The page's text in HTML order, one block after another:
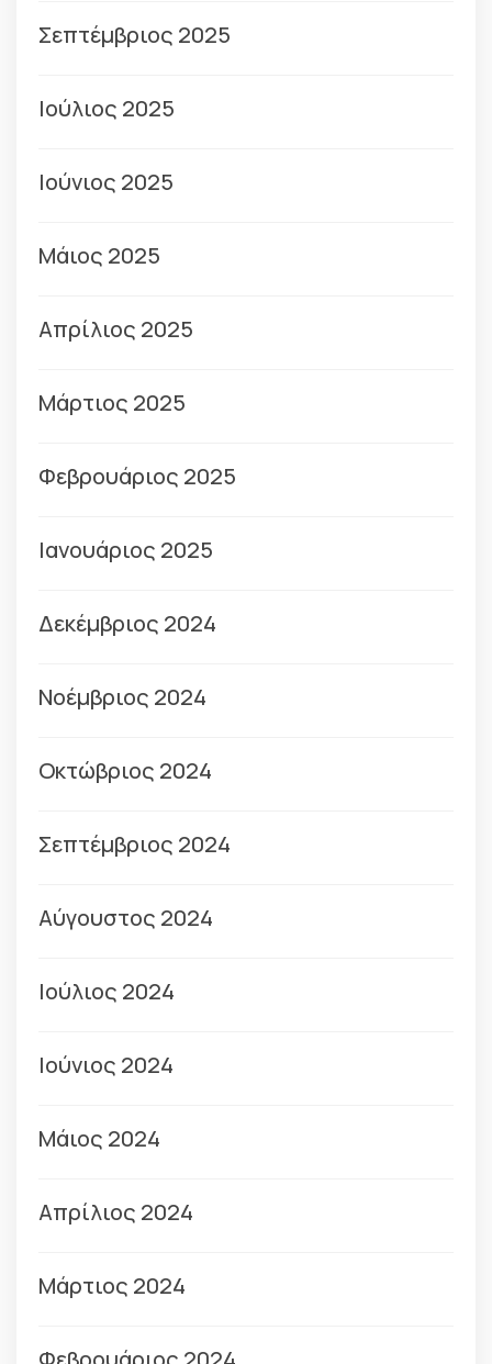
Σεπτέμβριος 2025
Ιούλιος 2025
Ιούνιος 2025
Μάιος 2025
Απρίλιος 2025
Μάρτιος 2025
Φεβρουάριος 2025
Ιανουάριος 2025
Δεκέμβριος 2024
Νοέμβριος 2024
Οκτώβριος 2024
Σεπτέμβριος 2024
Αύγουστος 2024
Ιούλιος 2024
Ιούνιος 2024
Μάιος 2024
Απρίλιος 2024
Μάρτιος 2024